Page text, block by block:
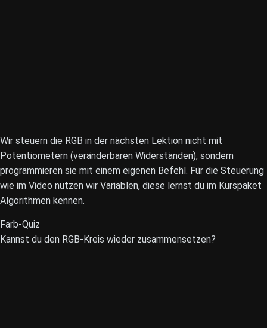
Wir steuern die RGB in der nächsten Lektion nicht mit
Potentiometern (veränderbaren Widerständen), sondern
programmieren sie mit einem eigenen Befehl. Für die Steuerung
wie im Video nutzen wir Variablen, diese lernst du im Kurspaket
Algorithmen kennen.
Farb-Quiz
Kannst du den RGB-Kreis wieder zusammensetzen?